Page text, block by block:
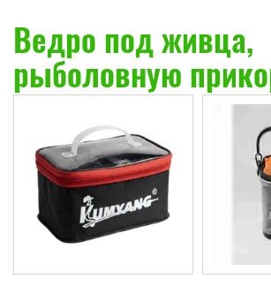
Ведро под живца,
рыболовную